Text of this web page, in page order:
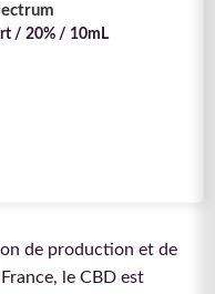
/ 20% / 10mL
de production et de
le CBD est